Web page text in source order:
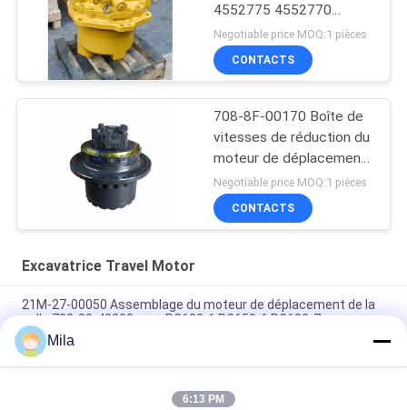
4552775 4552770
4552769 4552771 boîte
de réduction de la
propulsion finale
Negotiable price MOQ:1 pièces
CONTACTS
708-8F-00170 Boîte de
vitesses de réduction du
moteur de déplacement
de la pelle pour Komatsu
PC200-6
Negotiable price MOQ:1 pièces
CONTACTS
Excavatrice Travel Motor
21M-27-00050 Assemblage du moteur de déplacement de la
pelle 708-88-40220 pour PC600-6 PC650-6 PC600-7
PC300-7 PC300-8 Tracteur de déplacement du robot, 708-8H-
00320 Assemblage final du lecteur
Mila
6:13 PM